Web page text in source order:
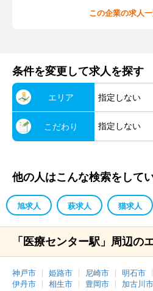
この企業の求人
条件を変更して求人を探す
エリア 指定しない
こだわり 指定しない
他の人はこんな検索をして
旭求人 萩求人 猫求人
「医療センター駅」周辺の
神戸市 姫路市 尼崎市 明石市
伊丹市
相生市 豊岡市 加古川市